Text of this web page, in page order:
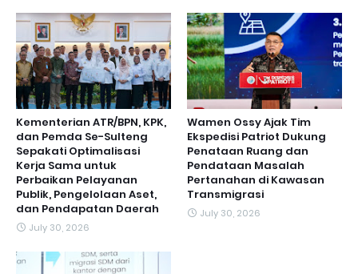
Kementerian ATR/BPN, KPK,
dan Pemda Se-Sulteng
Sepakati Optimalisasi
Kerja Sama untuk
Perbaikan Pelayanan
Publik, Pengelolaan Aset,
dan Pendapatan Daerah
July 30, 2026
Wamen Ossy Ajak Tim
Ekspedisi Patriot Dukung
Penataan Ruang dan
Pendataan Masalah
Pertanahan di Kawasan
Transmigrasi
July 30, 2026